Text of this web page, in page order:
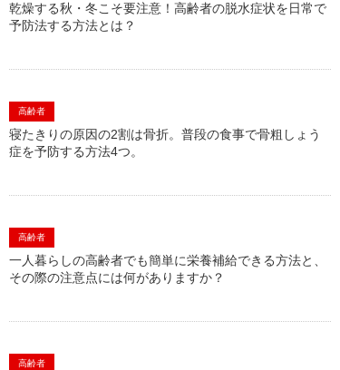
乾燥する秋・冬こそ要注意！高齢者の脱水症状を日常で
予防法する方法とは？
高齢者
寝たきりの原因の2割は骨折。普段の食事で骨粗しょう
症を予防する方法4つ。
高齢者
一人暮らしの高齢者でも簡単に栄養補給できる方法と、
その際の注意点には何がありますか？
高齢者